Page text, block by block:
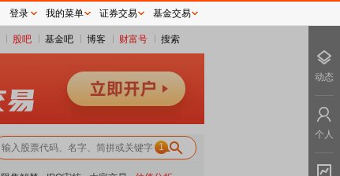
股吧 基金吧 博客 财富号 搜索
1
登录 我的菜单 证券交易 基金交易
动态
个人